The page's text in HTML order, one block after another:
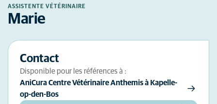
ASSISTENTE VÉTÉRINAIRE
Marie
Contact
Disponible pour les références à :
AniCura Centre Vétérinaire Anthemis à Kapelle-
op-den-Bos